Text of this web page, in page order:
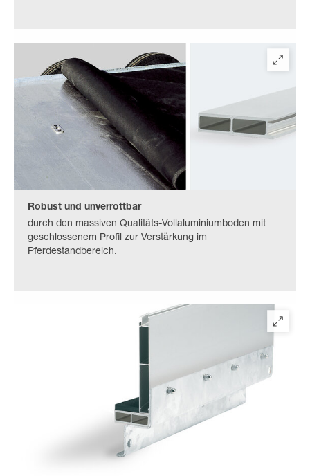
Robust und unverrottbar
durch den massiven Qualitäts-Vollaluminiumboden mit
geschlossenem Profil zur Verstärkung im
Pferdestandbereich.